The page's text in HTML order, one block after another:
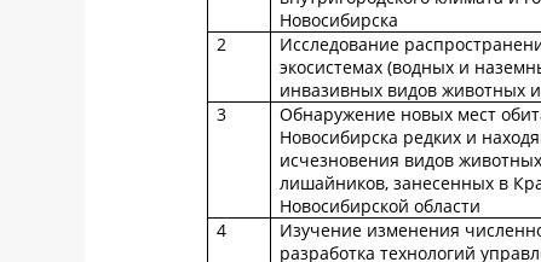
Новосибирска
2
Исследование
экосистемах (водных и
инвазивных видов животных
3
Обнаружение новых мест
Новосибирска редких и
исчезновения видов
лишайников, занесенных в
Новосибирской области
4
Изучение изменения
разработка технологий